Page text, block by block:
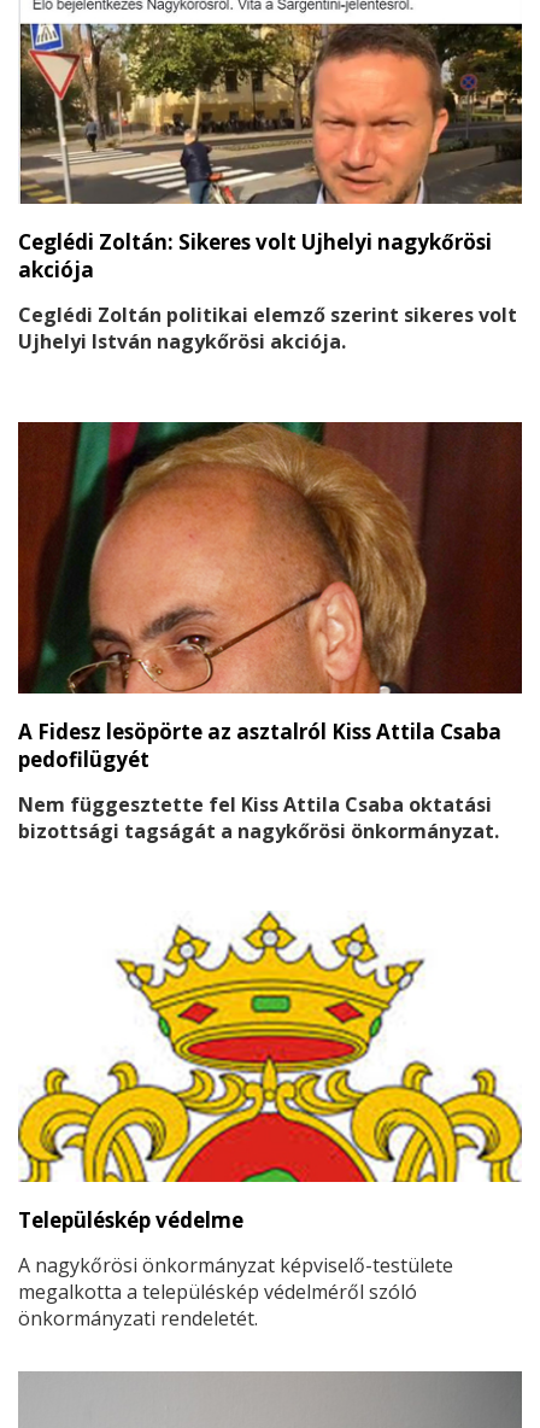
Ceglédi Zoltán: Sikeres volt Ujhelyi nagykőrösi
akciója
Ceglédi Zoltán politikai elemző szerint sikeres volt
Ujhelyi István nagykőrösi akciója.
A Fidesz lesöpörte az asztalról Kiss Attila Csaba
pedofilügyét
Nem függesztette fel Kiss Attila Csaba oktatási
bizottsági tagságát a nagykőrösi önkormányzat.
Településkép védelme
A nagykőrösi önkormányzat képviselő-testülete
megalkotta a településkép védelméről szóló
önkormányzati rendeletét.